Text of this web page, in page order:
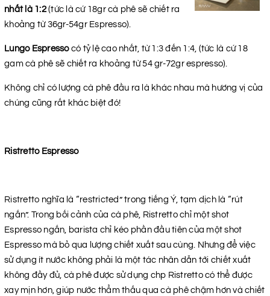
nhất là 1:2(tức là cứ 18gr cà phê sẽ chiết ra
khoảng từ 36gr-54gr Espresso).
Lungo Espressocó tỷ lệ cao nhất, từ 1:3 đến 1:4, (tức là cứ 18
gam cà phê sẽ chiết ra khoảng từ 54 gr-72gr espresso).
Không chỉ có lượng cà phê đầu ra là khác nhau mà hương vị của
chúng cũng rất khác biệt đó!
Ristretto Espresso
Ristretto nghĩa là “restricted” trong tiếng Ý, tạm dịch là “rút
ngắn”. Trong bối cảnh của cà phê, Ristretto chỉ một shot
Espresso ngắn, barista chỉ kéo phần đầu tiên của một shot
Espresso mà bỏ qua lượng chiết xuất sau cùng. Nhưng để việc
sử dụng ít nước không phải là một tác nhân dẫn tới chiết xuất
không đầy đủ, cà phê được sử dụng chp Ristretto có thể được
xay mịn hơn, giúp nước thẩm thấu qua cà phê chậm hơn và chiết